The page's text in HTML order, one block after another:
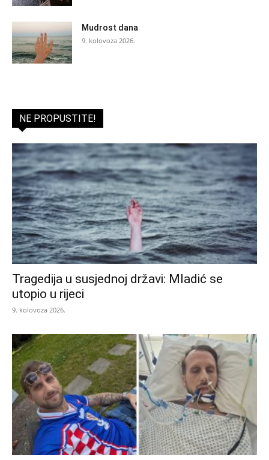
Mudrost dana
9. kolovoza 2026.
NE PROPUSTITE!
Tragedija u susjednoj državi: Mladić se
utopio u rijeci
9. kolovoza 2026.